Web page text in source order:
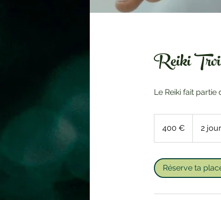
Reiki
Le Reiki fait partie
400 € 2
Réserve ta